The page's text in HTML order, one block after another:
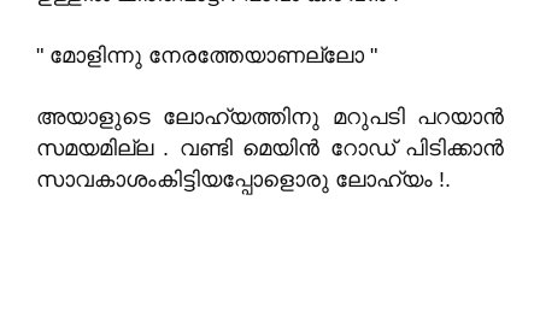
" മോളിന്നു നേരത്തേയാണല്ലോ "
അയാളുടെ ലോഹ്യത്തിനു മറുപടി പറയാൻ
സമയമില്ല . വണ്ടി മെയിൻ റോഡ് പിടിക്കാൻ
സാവകാശംകിട്ടിയപ്പോളൊരു ലോഹ്യം !.